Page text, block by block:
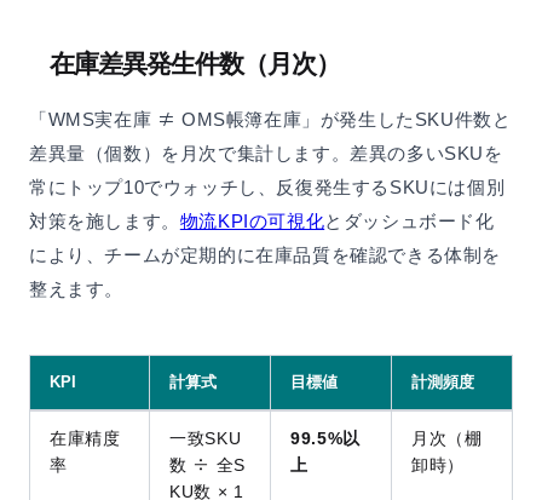
在庫差異発生件数（月次）
「WMS実在庫 ≠ OMS帳簿在庫」が発生したSKU件数と
差異量（個数）を月次で集計します。差異の多いSKUを
常にトップ10でウォッチし、反復発生するSKUには個別
対策を施します。 物流KPIの可視化とダッシュボード化
により、チームが定期的に在庫品質を確認できる体制を
整えます。
KPI 計算式 目標値 計測頻度
在庫精度
率
一致SKU
数 ÷ 全S
KU数 × 1
99.5%以
上
月次（棚
卸時）